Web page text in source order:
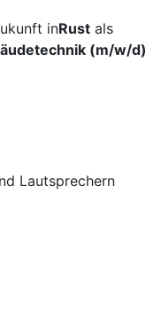
inRust als
(m/w/d)
Lautsprechern